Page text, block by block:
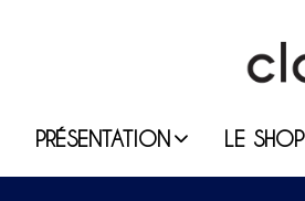
PRÉSENTATION LE SHOP